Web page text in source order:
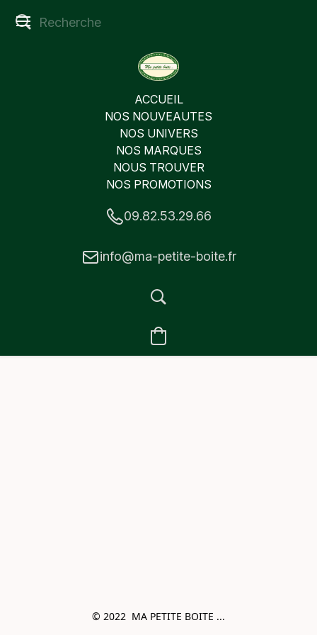
ACCUEIL
NOS NOUVEAUTES
NOS UNIVERS
NOS MARQUES
NOUS TROUVER
NOS PROMOTIONS
09.82.53.29.66
info@ma-petite-boite.fr
© 2022  MA PETITE BOITE ...